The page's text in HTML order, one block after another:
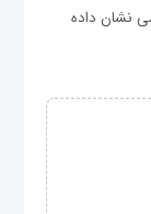
نشان داده